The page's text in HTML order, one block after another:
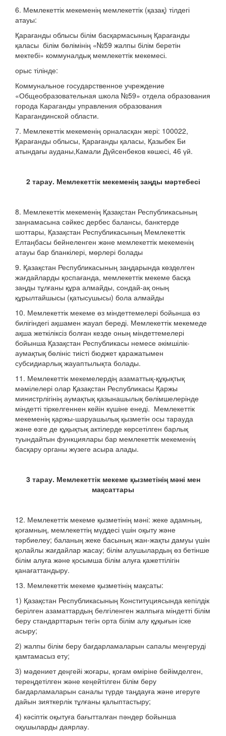
6. Мемлекеттік мекеменің мемлекеттік (қазақ) тілдегі
атауы:
Қарағанды облысы білім басқармасының Қарағанды
қаласы білім бөлімінің «№59 жалпы білім беретін
мектебі» коммуналдық мемлекеттік мекемесі.
орыс тілінде:
Коммунальное государственное учреждение
«Общеобразовательная школа №59» отдела образования
города Караганды управления образования
Карагандинской области.
7. Мемлекеттік мекеменің орналасқан жері: 100022,
Қарағанды облысы, Қарағанды қаласы, Қазыбек Би
атындағы ауданы,Камали Дүйсенбеков көшесі, 46 үй.
2 тарау. Мемлекеттік мекеменің заңды мәртебесі
8. Мемлекеттік мекеменің Қазақстан Республикасының
заңнамасына сәйкес дербес балансы, банктерде
шоттары, Қазақстан Республикасының Мемлекеттік
Елтаңбасы бейнеленген және мемлекеттік мекеменің
атауы бар бланкілері, мөрлері болады
9. Қазақстан Республикасының заңдарында көзделген
жағдайларды қоспағанда, мемлекеттік мекеме басқа
заңды тұлғаны құра алмайды, сондай-ақ оның
құрылтайшысы (қатысушысы) бола алмайды
10. Мемлекеттік мекеме өз міндеттемелері бойынша өз
билігіндегі ақшамен жауап береді. Мемлекеттік мекемеде
ақша жеткіліксіз болған кезде оның міндеттемелері
бойынша Қазақстан Республикасы немесе әкімшілік-
аумақтық бөлініс тиісті бюджет қаражатымен
субсидиарлық жауаптылықта болады.
11. Мемлекеттік мекемелердің азаматтық-құқықтық
мәмілелері олар Қазақстан Республикасы Қаржы
министрлігінің аумақтық қазынашылық бөлімшелерінде
міндетті тіркелгеннен кейін күшіне енеді. Мемлекеттік
мекеменің қаржы-шаруашылық қызметін осы тарауда
және өзге де құқықтық актілерде көрсетілген барлық
туындайтын функциялары бар мемлекеттік мекеменің
басқару органы жүзеге асыра алады.
3 тарау. Мемлекеттік мекеме қызметінің мәні мен
мақсаттары
12. Мемлекеттік мекеме қызметінің мәні: жеке адамның,
қоғамның, мемлекеттің мүддесі үшін оқыту және
тәрбиелеу; баланың жеке басының жан-жақты дамуы үшін
қолайлы жағдайлар жасау; білім алушылардың өз бетінше
білім алуға және қосымша білім алуға қажеттілігін
қанағаттандыру.
13. Мемлекеттік мекеме қызметінің мақсаты:
1) Қазақстан Республикасының Конституциясында кепілдік
берілген азаматтардың белгіленген жалпыға міндетті білім
беру стандарттарын тегін орта білім алу құқығын іске
асыру;
2) жалпы білім беру бағдарламаларын сапалы меңгеруді
қамтамасыз ету;
3) мәдениет деңгейі жоғары, қоғам өміріне бейімделген,
тереңдетілген және кеңейтілген білім беру
бағдарламаларын саналы түрде таңдауға және игеруге
дайын зияткерлік тұлғаны қалыптастыру;
4) кәсіптік оқытуға бағытталған пәндер бойынша
оқушыларды даярлау.